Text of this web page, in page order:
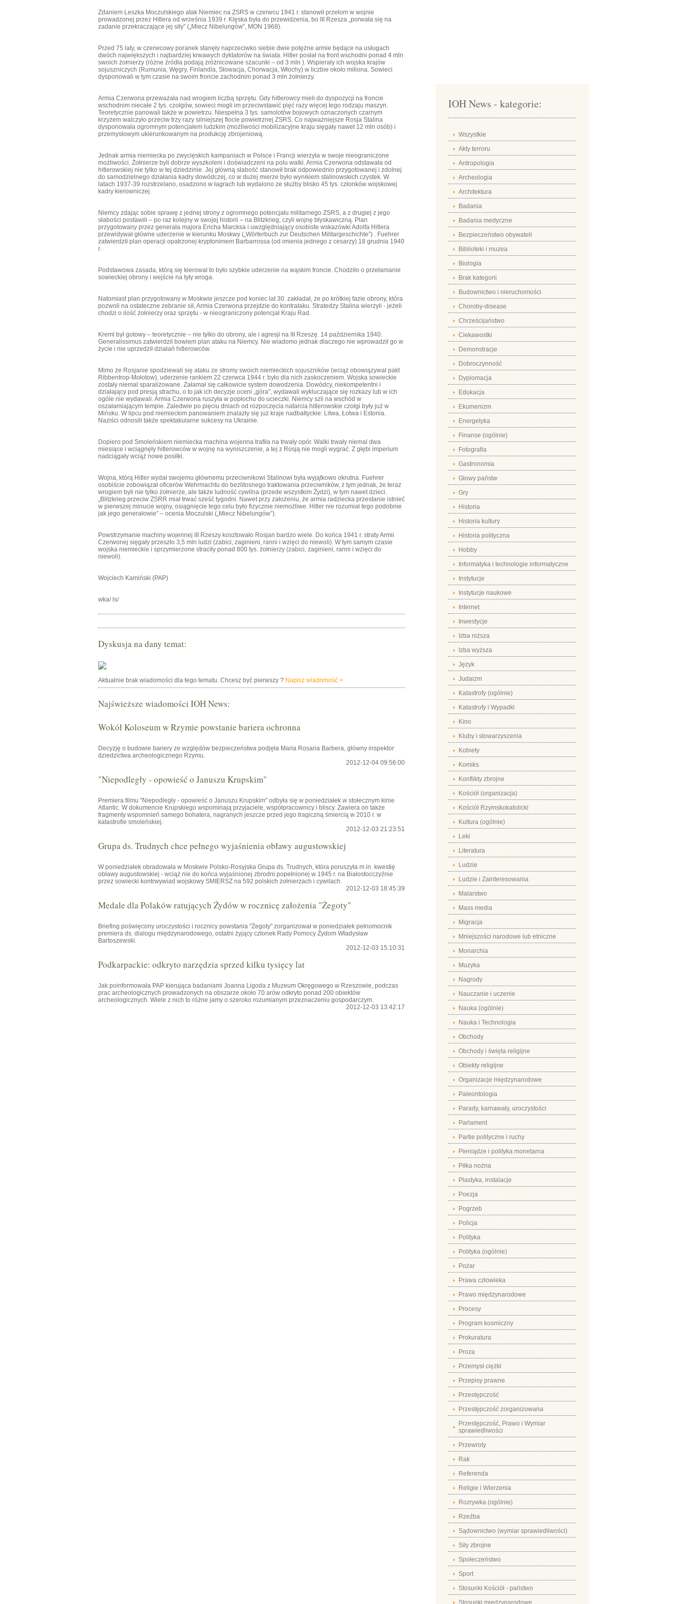
Zdaniem Leszka Moczulskiego atak Niemiec na ZSRS w czerwcu 1941 r. stanowił przełom w wojnie
prowadzonej przez Hitlera od września 1939 r. Klęska była do przewidzenia, bo III Rzesza „porwała się na
zadanie przekraczające jej siły” („Miecz Nibelungów”, MON 1968).
Przed 75 laty, w czerwcowy poranek stanęły naprzeciwko siebie dwie potężne armie będące na usługach
dwóch największych i najbardziej krwawych dyktatorów na świata. Hitler posłał na front wschodni ponad 4 mln
swoich żołnierzy (różne źródła podają zróżnicowane szacunki – od 3 mln ). Wspierały ich wojska krajów
sojuszniczych (Rumunia, Węgry, Finlandia, Słowacja, Chorwacja, Włochy) w liczbie około miliona. Sowieci
dysponowali w tym czasie na swoim froncie zachodnim ponad 3 mln żołnierzy.
Armia Czerwona przeważała nad wrogiem liczbą sprzętu. Gdy hitlerowcy mieli do dyspozycji na froncie
wschodnim niecałe 2 tys. czołgów, sowieci mogli im przeciwstawić pięć razy więcej tego rodzaju maszyn.
Teoretycznie panowali także w powietrzu. Niespełna 3 tys. samolotów bojowych oznaczonych czarnym
krzyżem walczyło przeciw trzy razy silniejszej flocie powietrznej ZSRS. Co najważniejsze Rosja Stalina
dysponowała ogromnym potencjałem ludzkim (możliwości mobilizacyjne kraju sięgały nawet 12 mln osób) i
przemysłowym ukierunkowanym na produkcję zbrojeniową.
Jednak armia niemiecka po zwycięskich kampaniach w Polsce i Francji wierzyła w swoje nieograniczone
możliwości. Żołnierze byli dobrze wyszkoleni i doświadczeni na polu walki. Armia Czerwona odstawała od
hitlerowskiej nie tylko w tej dziedzinie. Jej główną słabość stanowił brak odpowiednio przygotowanej i zdolnej
do samodzielnego działania kadry dowódczej, co w dużej mierze było wynikiem stalinowskich czystek. W
latach 1937-39 rozstrzelano, osadzono w łagrach lub wydalono ze służby blisko 45 tys. członków wojskowej
kadry kierowniczej.
Niemcy zdając sobie sprawę z jednej strony z ogromnego potencjału militarnego ZSRS, a z drugiej z jego
słabości postawili – po raz kolejny w swojej historii – na Blitzkrieg, czyli wojnę błyskawiczną. Plan
przygotowany przez generała majora Ericha Marcksa i uwzględniający osobiste wskazówki Adolfa Hitlera
przewidywał główne uderzenie w kierunku Moskwy („Wörterbuch zur Deutschen Militargeschichte”) . Fuehrer
zatwierdził plan operacji opatrzonej kryptonimem Barbarrossa (od imienia jednego z cesarzy) 18 grudnia 1940
r.
Podstawowa zasada, którą się kierował to było szybkie uderzenie na wąskim froncie. Chodziło o przełamanie
sowieckiej obrony i wejście na tyły wroga.
Natomiast plan przygotowany w Moskwie jeszcze pod koniec lat 30. zakładał, że po krótkiej fazie obrony, która
pozwoli na ostateczne zebranie sił, Armia Czerwona przejdzie do kontrataku. Stratedzy Stalina wierzyli - jeżeli
chodzi o ilość żołnierzy oraz sprzętu - w nieograniczony potencjał Kraju Rad.
Kreml był gotowy – teoretycznie – nie tylko do obrony, ale i agresji na III Rzeszę. 14 października 1940.
Generalissimus zatwierdził bowiem plan ataku na Niemcy. Nie wiadomo jednak dlaczego nie wprowadził go w
życie i nie uprzedził działań hitlerowców.
Mimo że Rosjanie spodziewali się ataku ze stromy swoich niemieckich sojuszników (wciąż obowiązywał pakt
Ribbentrop-Mołotow), uderzenie rankiem 22 czerwca 1944 r. było dla nich zaskoczeniem. Wojska sowieckie
zostały niemal sparaliżowane. Załamał się całkowicie system dowodzenia. Dowódcy, niekompetentni i
działający pod presją strachu, o to jak ich decyzje oceni „góra”, wydawali wykluczające się rozkazy lub w ich
ogóle nie wydawali. Armia Czerwona ruszyła w popłochu do ucieczki. Niemcy szli na wschód w
oszałamiającym tempie. Zaledwie po pięciu dniach od rozpoczęcia natarcia hitlerowskie czołgi były już w
Mińsku. W lipcu pod niemieckim panowaniem znalazły się już kraje nadbałtyckie: Litwa, Łotwa i Estonia.
Naziści odnosili także spektakularne sukcesy na Ukrainie.
Dopiero pod Smoleńskiem niemiecka machina wojenna trafiła na trwały opór. Walki trwały niemal dwa
miesiące i wciągnęły hitlerowców w wojnę na wyniszczenie, a tej z Rosją nie mogli wygrać. Z głębi imperium
nadciągały wciąż nowe posiłki.
Wojna, którą Hitler wydał swojemu głównemu przeciwnikowi Stalinowi była wyjątkowo okrutna. Fuehrer
osobiście zobowiązał oficerów Wehrmachtu do bezlitosnego traktowania przeciwników, z tym jednak, że teraz
wrogiem byli nie tylko żołnierze, ale także ludność cywilna (przede wszystkim Żydzi), w tym nawet dzieci.
„Blitzkrieg przeciw ZSRR miał trwać sześć tygodni. Nawet przy założeniu, że armia radziecka przestanie istnieć
w pierwszej minucie wojny, osiągnięcie tego celu było fizycznie niemożliwe. Hitler nie rozumiał tego podobnie
jak jego generałowie” – ocenia Moczulski („Miecz Nibelungów”).
Powstrzymanie machiny wojennej III Rzeszy kosztowało Rosjan bardzo wiele. Do końca 1941 r. straty Armii
Czerwonej sięgały przeszło 3,5 mln ludzi (zabici, zaginieni, ranni i wzięci do niewoli). W tym samym czasie
wojska niemieckie i sprzymierzone straciły ponad 800 tys. żołnierzy (zabici, zaginieni, ranni i wzięci do
niewoli).
Wojciech Kamiński (PAP)
wka/ ls/
Dyskusja na dany temat:
Aktualnie brak wiadomości dla tego tematu. Chcesz być pierwszy ? Napisz wiadomość >
Najświeższe wiadomości IOH News:
Wokół Koloseum w Rzymie powstanie bariera ochronna
Decyzję o budowie bariery ze względów bezpieczeństwa podjęła Maria Rosaria Barbera, główny inspektor
dziedzictwa archeologicznego Rzymu.
2012-12-04 09:56:00
"Niepodległy - opowieść o Januszu Krupskim"
Premiera filmu "Niepodległy - opowieść o Januszu Krupskim" odbyła się w poniedziałek w stołecznym kinie
Atlantic. W dokumencie Krupskiego wspominają przyjaciele, współpracownicy i bliscy. Zawiera on także
fragmenty wspomnień samego bohatera, nagranych jeszcze przed jego tragiczną śmiercią w 2010 r. w
katastrofie smoleńskiej.
2012-12-03 21:23:51
Grupa ds. Trudnych chce pełnego wyjaśnienia obławy augustowskiej
W poniedziałek obradowała w Moskwie Polsko-Rosyjska Grupa ds. Trudnych, która poruszyła m.in. kwestię
obławy augustowskiej - wciąż nie do końca wyjaśnionej zbrodni popełnionej w 1945 r. na Białostocczyźnie
przez sowiecki kontrwywiad wojskowy SMIERSZ na 592 polskich żołnierzach i cywilach.
2012-12-03 18:45:39
Medale dla Polaków ratujących Żydów w rocznicę założenia "Żegoty"
Briefing poświęcony uroczystości i rocznicy powstania "Żegoty" zorganizował w poniedziałek pełnomocnik
premiera ds. dialogu międzynarodowego, ostatni żyjący członek Rady Pomocy Żydom Władysław
Bartoszewski.
2012-12-03 15:10:31
Podkarpackie: odkryto narzędzia sprzed kilku tysięcy lat
Jak poinformowała PAP kierująca badaniami Joanna Ligoda z Muzeum Okręgowego w Rzeszowie, podczas
prac archeologicznych prowadzonych na obszarze około 70 arów odkryto ponad 200 obiektów
archeologicznych. Wiele z nich to różne jamy o szeroko rozumianym przeznaczeniu gospodarczym.
2012-12-03 13:42:17
IOH News - kategorie:
Wszystkie
Akty terroru
Antropologia
Archeologia
Architektura
Badania
Badania medyczne
Bezpieczeństwo obywateli
Biblioteki i muzea
Biologia
Brak kategorii
Budownictwo i nieruchomości
Choroby-disease
Chrześcijaństwo
Ciekawostki
Demonstracje
Dobroczynność
Dyplomacja
Edukacja
Ekumenizm
Energetyka
Finanse (ogólnie)
Fotografia
Gastronomia
Głowy państw
Gry
Historia
Historia kultury
Historia polityczna
Hobby
Informatyka i technologie informatyczne
Instytucje
Instytucje naukowe
Internet
Inwestycje
Izba niższa
Izba wyższa
Język
Judaizm
Katastrofy (ogólnie)
Katastrofy i Wypadki
Kino
Kluby i stowarzyszenia
Kobiety
Komiks
Konflikty zbrojne
Kościół (organizacja)
Kościół Rzymskokatolicki
Kultura (ogólnie)
Leki
Literatura
Ludzie
Ludzie i Zainteresowania
Malarstwo
Mass media
Migracja
Mniejszości narodowe lub etniczne
Monarchia
Muzyka
Nagrody
Nauczanie i uczenie
Nauka (ogólnie)
Nauka i Technologia
Obchody
Obchody i święta religijne
Obiekty religijne
Organizacje międzynarodowe
Paleontologia
Parady, karnawały, uroczystości
Parlament
Partie polityczne i ruchy
Pieniądze i polityka monetarna
Piłka nożna
Plastyka, instalacje
Poezja
Pogrzeb
Policja
Polityka
Polityka (ogólnie)
Pożar
Prawa człowieka
Prawo międzynarodowe
Procesy
Program kosmiczny
Prokuratura
Proza
Przemysł ciężki
Przepisy prawne
Przestępczość
Przestępczość zorganizowana
Przestępczość, Prawo i Wymiar
sprawiedliwości
Przewroty
Rak
Referenda
Religie i Wierzenia
Rozrywka (ogólnie)
Rzeźba
Sądownictwo (wymiar sprawiedliwości)
Siły zbrojne
Społeczeństwo
Sport
Stosunki Kościół - państwo
Stosunki międzynarodowe